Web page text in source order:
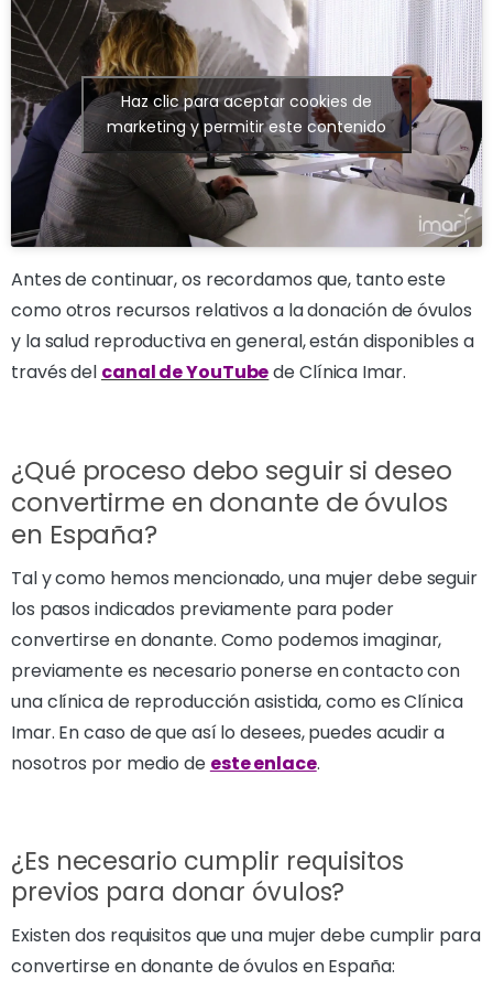
Haz clic para aceptar cookies de
marketing y permitir este contenido
Antes de continuar, os recordamos que, tanto este
como otros recursos relativos a la donación de óvulos
y la salud reproductiva en general, están disponibles a
través del canal de YouTubede Clínica Imar.
¿Qué proceso debo seguir si deseo
convertirme en donante de óvulos
en España?
Tal y como hemos mencionado, una mujer debe seguir
los pasos indicados previamente para poder
convertirse en donante. Como podemos imaginar,
previamente es necesario ponerse en contacto con
una clínica de reproducción asistida, como es Clínica
Imar. En caso de que así lo desees, puedes acudir a
nosotros por medio de este enlace.
¿Es necesario cumplir requisitos
previos para donar óvulos?
Existen dos requisitos que una mujer debe cumplir para
convertirse en donante de óvulos en España: